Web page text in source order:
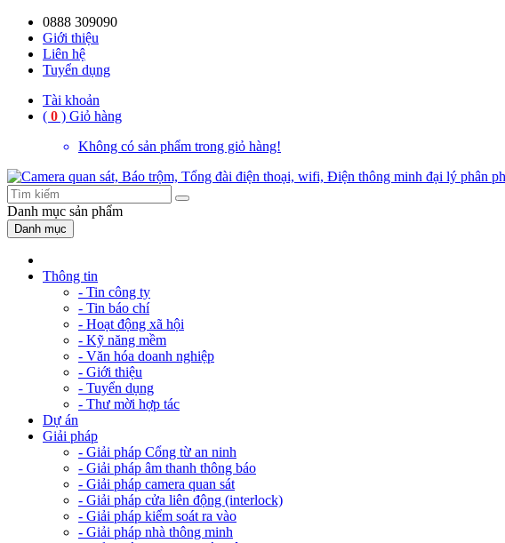
0888 309090
Giới thiệu
Liên hệ
Tuyển dụng
Tài khoản
( 0 ) Giỏ hàng
Không có sản phẩm trong giỏ hàng!
Danh mục sản phẩm
Danh mục
Thông tin
- Tin công ty
- Tin báo chí
- Hoạt động xã hội
- Kỹ năng mềm
- Văn hóa doanh nghiệp
- Giới thiệu
- Tuyển dụng
- Thư mời hợp tác
Dự án
Giải pháp
- Giải pháp Cổng từ an ninh
- Giải pháp âm thanh thông báo
- Giải pháp camera quan sát
- Giải pháp cửa liên động (interlock)
- Giải pháp kiểm soát ra vào
- Giải pháp nhà thông minh